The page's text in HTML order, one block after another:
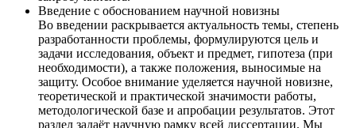
Введение с обоснованием научной новизны
Во введении раскрывается актуальность темы, степень
разработанности проблемы, формулируются цель и
задачи исследования, объект и предмет, гипотеза (при
необходимости), а также положения, выносимые на
защиту. Особое внимание уделяется научной новизне,
теоретической и практической значимости работы,
методологической базе и апробации результатов. Этот
раздел задаёт научную рамку всей диссертации. Мы